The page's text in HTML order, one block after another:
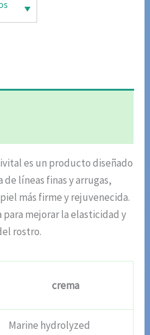
es un producto diseñado
líneas finas y arrugas,
más firme y rejuvenecida.
mejorar la elasticidad y
rostro.
crema
Marine hydrolyzed